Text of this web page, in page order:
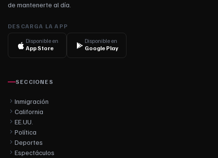
de mantenerte al día.
DESCARGA LA APP
Disponible en
App Store
Disponible en
Google Play
SECCIONES
Inmigración
California
EE.UU.
Política
Deportes
Espectáculos